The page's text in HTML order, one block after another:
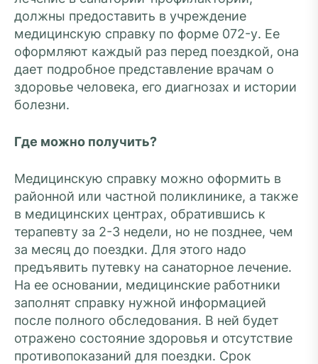
должны предоставить в учреждение
медицинскую справку по форме 072-у. Ее
оформляют каждый раз перед поездкой, она
дает подробное представление врачам о
здоровье человека, его диагнозах и истории
болезни.
Где можно получить?
Медицинскую справку можно оформить в
районной или частной поликлинике, а также
в медицинских центрах, обратившись к
терапевту за 2-3 недели, но не позднее, чем
за месяц до поездки. Для этого надо
предъявить путевку на санаторное лечение.
На ее основании, медицинские работники
заполнят справку нужной информацией
после полного обследования. В ней будет
отражено состояние здоровья и отсутствие
противопоказаний для поездки. Срок